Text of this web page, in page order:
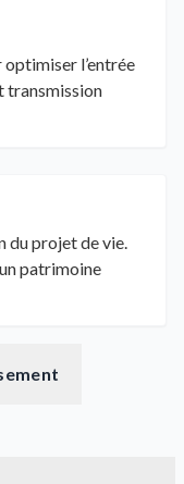
l’entrée
transmission
du projet de vie.
patrimoine